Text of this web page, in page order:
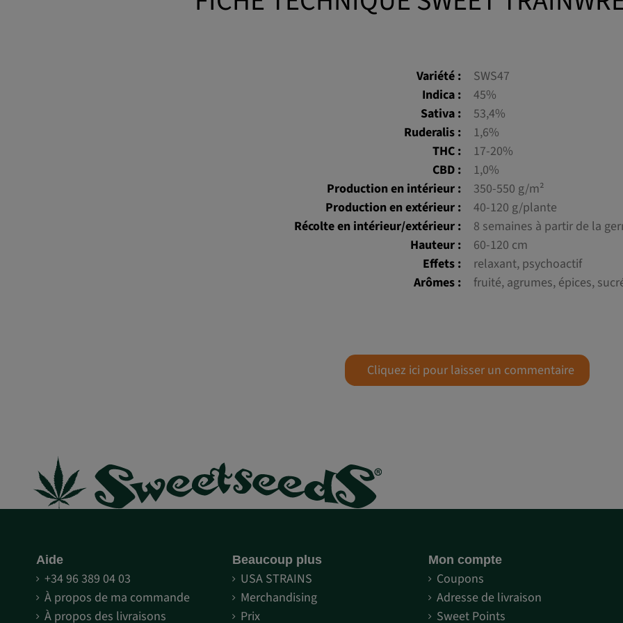
Variété :
SWS47
Indica :
45%
Sativa :
53,4%
Ruderalis :
1,6%
THC :
17-20%
CBD :
1,0%
Production en intérieur :
350-550 g/m²
Production en extérieur :
40-120 g/plante
Récolte en intérieur/extérieur :
8 semaines à partir de la
Hauteur :
60-120 cm
Effets :
relaxant, psychoactif
Arômes :
fruité, agrumes, épices,
Cliquez ici pour laisser un commentaire
Aide
+34 96 389 04 03
À propos de ma commande
À propos des livraisons
Beaucoup plus
USA STRAINS
Merchandising
Prix
Mon compte
Coupons
Adresse de livraison
Sweet Points